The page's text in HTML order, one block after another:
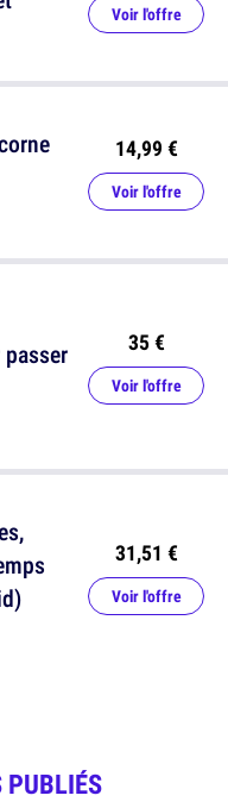
Voir l'offre
35 €
Voir l'offre
14,99 €
Voir l'offre
31,51 €
Voir l'offre
PUBLIÉS